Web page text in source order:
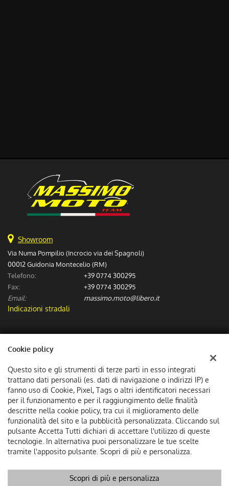
Showroom
Via Numa Pompilio (Incrocio via dei Spagnoli)
00012 Guidonia Montecelio (RM)
Telefono:
+39 0774 300295
Fax:
+39 0774 300295
Email:
massimo.moto@libero.it
Indicazioni stradali
Dati fiscali:
Massimo Moto Sas
Via Numa Pompilio (Incrocio via dei Spagnoli), Guidonia Montecelio
C.F/P.IVA: 06307601002
Registro delle imprese:RM
Copyright © 2026 GestionaleAuto.com S.r.l., Tutti i diritti
Cookie policy
Questo sito e gli strumenti di terze parti in esso integrati
trattano dati personali (es. dati di navigazione o indirizzi IP) e
fanno uso di Cookie, Pixel, Tags o altri identificatori necessari
per il funzionamento e per il raggiungimento delle finalità
descritte nella cookie policy, tra cui il miglioramento delle
funzionalità del sito e la pubblicità personalizzata. Cliccando sul
pulsante Accetta Tutti dichiari di accettare l'utilizzo di queste
tecnologie. In alternativa puoi personalizzare le tue scelte
tramite l'apposito pulsante. Scopri di più e personalizza.
Scopri di più e personalizza